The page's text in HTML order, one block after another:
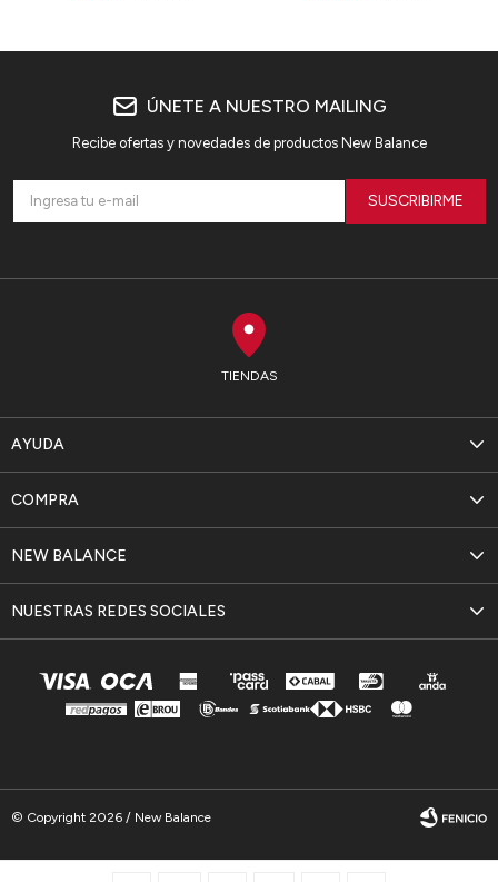
TIENDAS
AYUDA
NEW BALANCE
COMPRA
NUESTRAS REDES SOCIALES
ÚNETE A NUESTRO MAILING
Recibe ofertas y novedades de productos New Balance
SUSCRIBIRME
© Copyright 2026 / New Balance